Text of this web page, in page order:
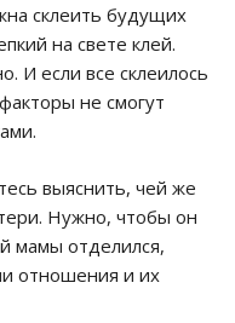
склеить будущих
на свете клей.
И если все склеилось
не смогут
выяснить, чей же
Нужно, чтобы он
мамы отделился,
отношения и их